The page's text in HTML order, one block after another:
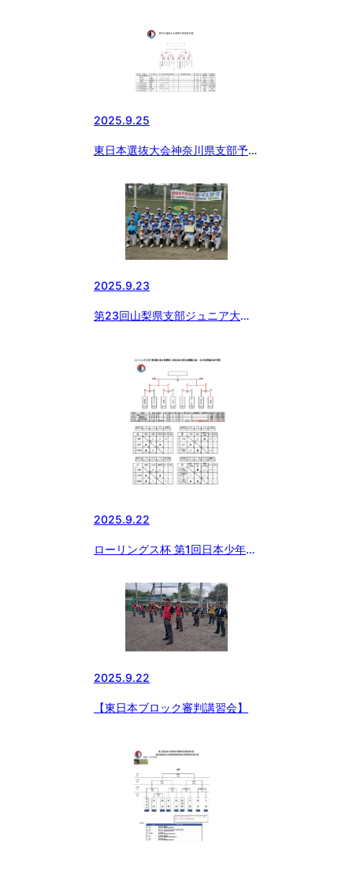
2025.9.25
東日本選抜大会神奈川県支部予選
2025.9.23
第23回山梨県支部ジュニア大会
2025.9.22
ローリングス杯 第1回日本少年野
庄市長旗大会予選)
2025.9.22
【東日本ブロック審判講習会】